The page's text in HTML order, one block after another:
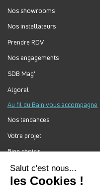
Nos showrooms
Nos installateurs
Prendre RDV
Nos engagements
SDB Mag'
Algorel
Au fil du Bain vous accompagne
Nos tendances
Votre projet
Bien choisir
Forum Au Fil du Bain